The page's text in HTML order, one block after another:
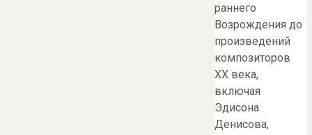
раннего
Возрождения до
произведений
композиторов
XX века,
включая
Эдисона
Денисова,